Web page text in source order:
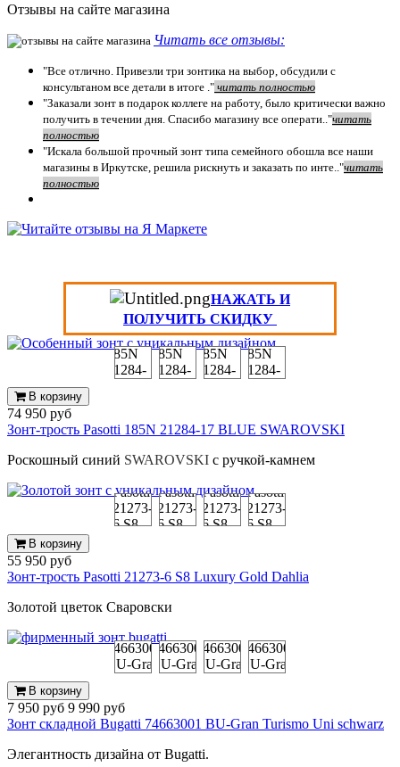
Отзывы на сайте магазина
Читать все отзывы:
"Все отлично. Привезли три зонтика на выбор, обсудили с
консультаном все детали в итоге ." читать полностью
"Заказали зонт в подарок коллеге на работу, было критически важно
получить в течении дня. Спасибо магазину все операти.."читать
полностью
"Искала большой прочный зонт типа семейного обошла все наши
магазины в Иркутске, решила рискнуть и заказать по инте.."читать
полностью
НАЖАТЬ И
ПОЛУЧИТЬ СКИДКУ
В корзину
74 950 руб
Зонт-трость Pasotti 185N 21284-17 BLUE SWAROVSKI
Роскошный синий SWAROVSKI с ручкой-камнем
В корзину
55 950 руб
Зонт-трость Pasotti 21273-6 S8 Luxury Gold Dahlia
Золотой цветок Сваровски
В корзину
7 950 руб 9 990 руб
Зонт складной Bugatti 74663001 BU-Gran Turismo Uni schwarz
Элегантность дизайна от Bugatti.